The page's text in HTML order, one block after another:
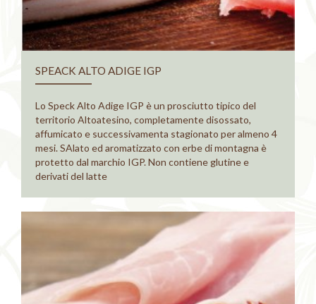
SPEACK ALTO ADIGE IGP
Lo Speck Alto Adige IGP è un prosciutto tipico del
territorio Altoatesino, completamente disossato,
affumicato e successivamenta stagionato per almeno 4
mesi. SAlato ed aromatizzato con erbe di montagna è
protetto dal marchio IGP. Non contiene glutine e
derivati del latte